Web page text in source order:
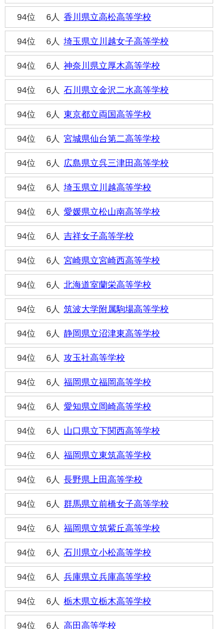
94位 6人 香川県立高松高等学校
94位 6人 埼玉県立川越女子高等学校
94位 6人 神奈川県立厚木高等学校
94位 6人 石川県立金沢二水高等学校
94位 6人 東京都立両国高等学校
94位 6人 宮城県仙台第二高等学校
94位 6人 広島県立呉三津田高等学校
94位 6人 埼玉県立川越高等学校
94位 6人 愛媛県立松山南高等学校
94位 6人 吉祥女子高等学校
94位 6人 宮崎県立宮崎西高等学校
94位 6人 北海道室蘭栄高等学校
94位 6人 筑波大学附属駒場高等学校
94位 6人 静岡県立沼津東高等学校
94位 6人 攻玉社高等学校
94位 6人 福岡県立福岡高等学校
94位 6人 愛知県立岡崎高等学校
94位 6人 山口県立下関西高等学校
94位 6人 福岡県立東筑高等学校
94位 6人 長野県上田高等学校
94位 6人 群馬県立前橋女子高等学校
94位 6人 福岡県立筑紫丘高等学校
94位 6人 石川県立小松高等学校
94位 6人 兵庫県立兵庫高等学校
94位 6人 栃木県立栃木高等学校
94位 6人 高田高等学校